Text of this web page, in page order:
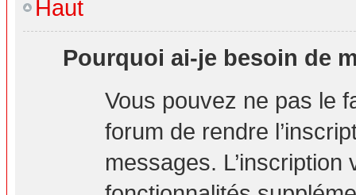
Haut
Pourquoi ai-je besoin de
Vous pouvez ne pas le
forum de rendre
messages.